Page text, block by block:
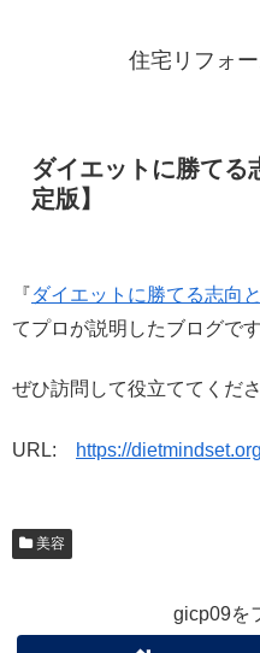
住宅リフォ
ダイエットに勝てる
定版】
『ダイエットに勝てる志向
てプロが説明したブログです
ぜひ訪問して役立ててくださ
URL: https://dietmindset.org
美容
gicp09を